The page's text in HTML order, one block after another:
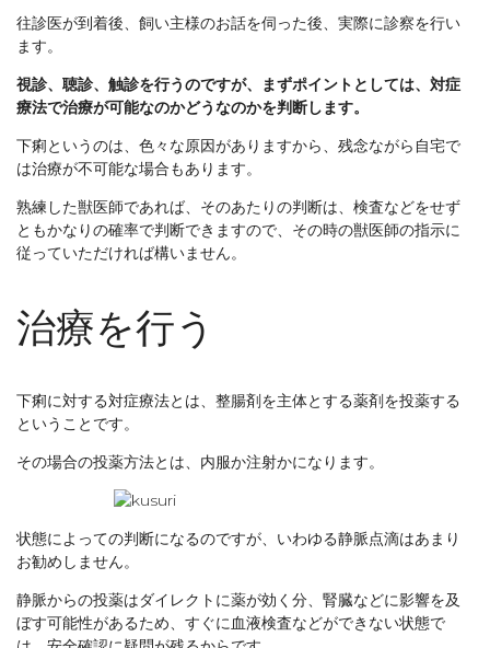
往診医が到着後、飼い主様のお話を伺った後、実際に診察を行い
ます。
視診、聴診、触診を行うのですが、まずポイントとしては、対症
療法で治療が可能なのかどうなのかを判断します。
下痢というのは、色々な原因がありますから、残念ながら自宅で
は治療が不可能な場合もあります。
熟練した獣医師であれば、そのあたりの判断は、検査などをせず
ともかなりの確率で判断できますので、その時の獣医師の指示に
従っていただければ構いません。
治療を行う
下痢に対する対症療法とは、整腸剤を主体とする薬剤を投薬する
ということです。
その場合の投薬方法とは、内服か注射かになります。
状態によっての判断になるのですが、いわゆる静脈点滴はあまり
お勧めしません。
静脈からの投薬はダイレクトに薬が効く分、腎臓などに影響を及
ぼす可能性があるため、すぐに血液検査などができない状態で